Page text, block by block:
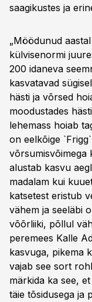
saagikustes ja
„Möödunud
külvisenormi
200 idaneva
kasvatavad
hästi ja võrsed
moodustades
lehemass hoiab
on eelkõige
võrsumisvõimega
alustab kasvu
madalam kui
katsetest eristub
vähem ja seeläbi
võõrliiki, põllul
peremees Kalle
kasvuga, pikema
vajab see sort
märkida ka see,
täie tõsidusega ja